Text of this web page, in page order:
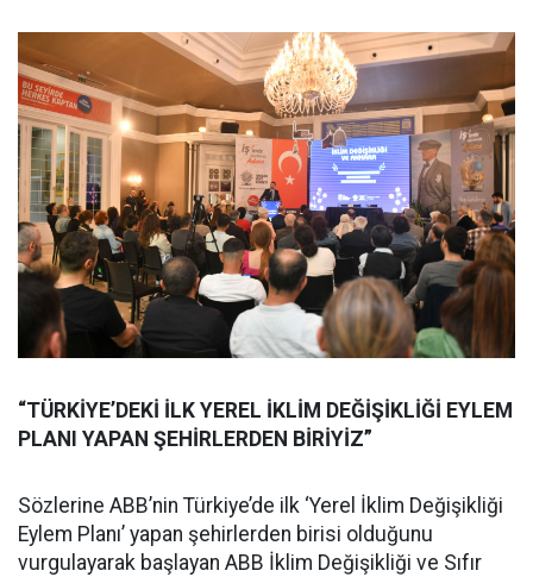
“TÜRKİYE’DEKİ İLK YEREL İKLİM DEĞİŞİKLİĞİ EYLEM
PLANI YAPAN ŞEHİRLERDEN BİRİYİZ”
Sözlerine ABB’nin Türkiye’de ilk ‘Yerel İklim Değişikliği
Eylem Planı’ yapan şehirlerden birisi olduğunu
vurgulayarak başlayan ABB İklim Değişikliği ve Sıfır